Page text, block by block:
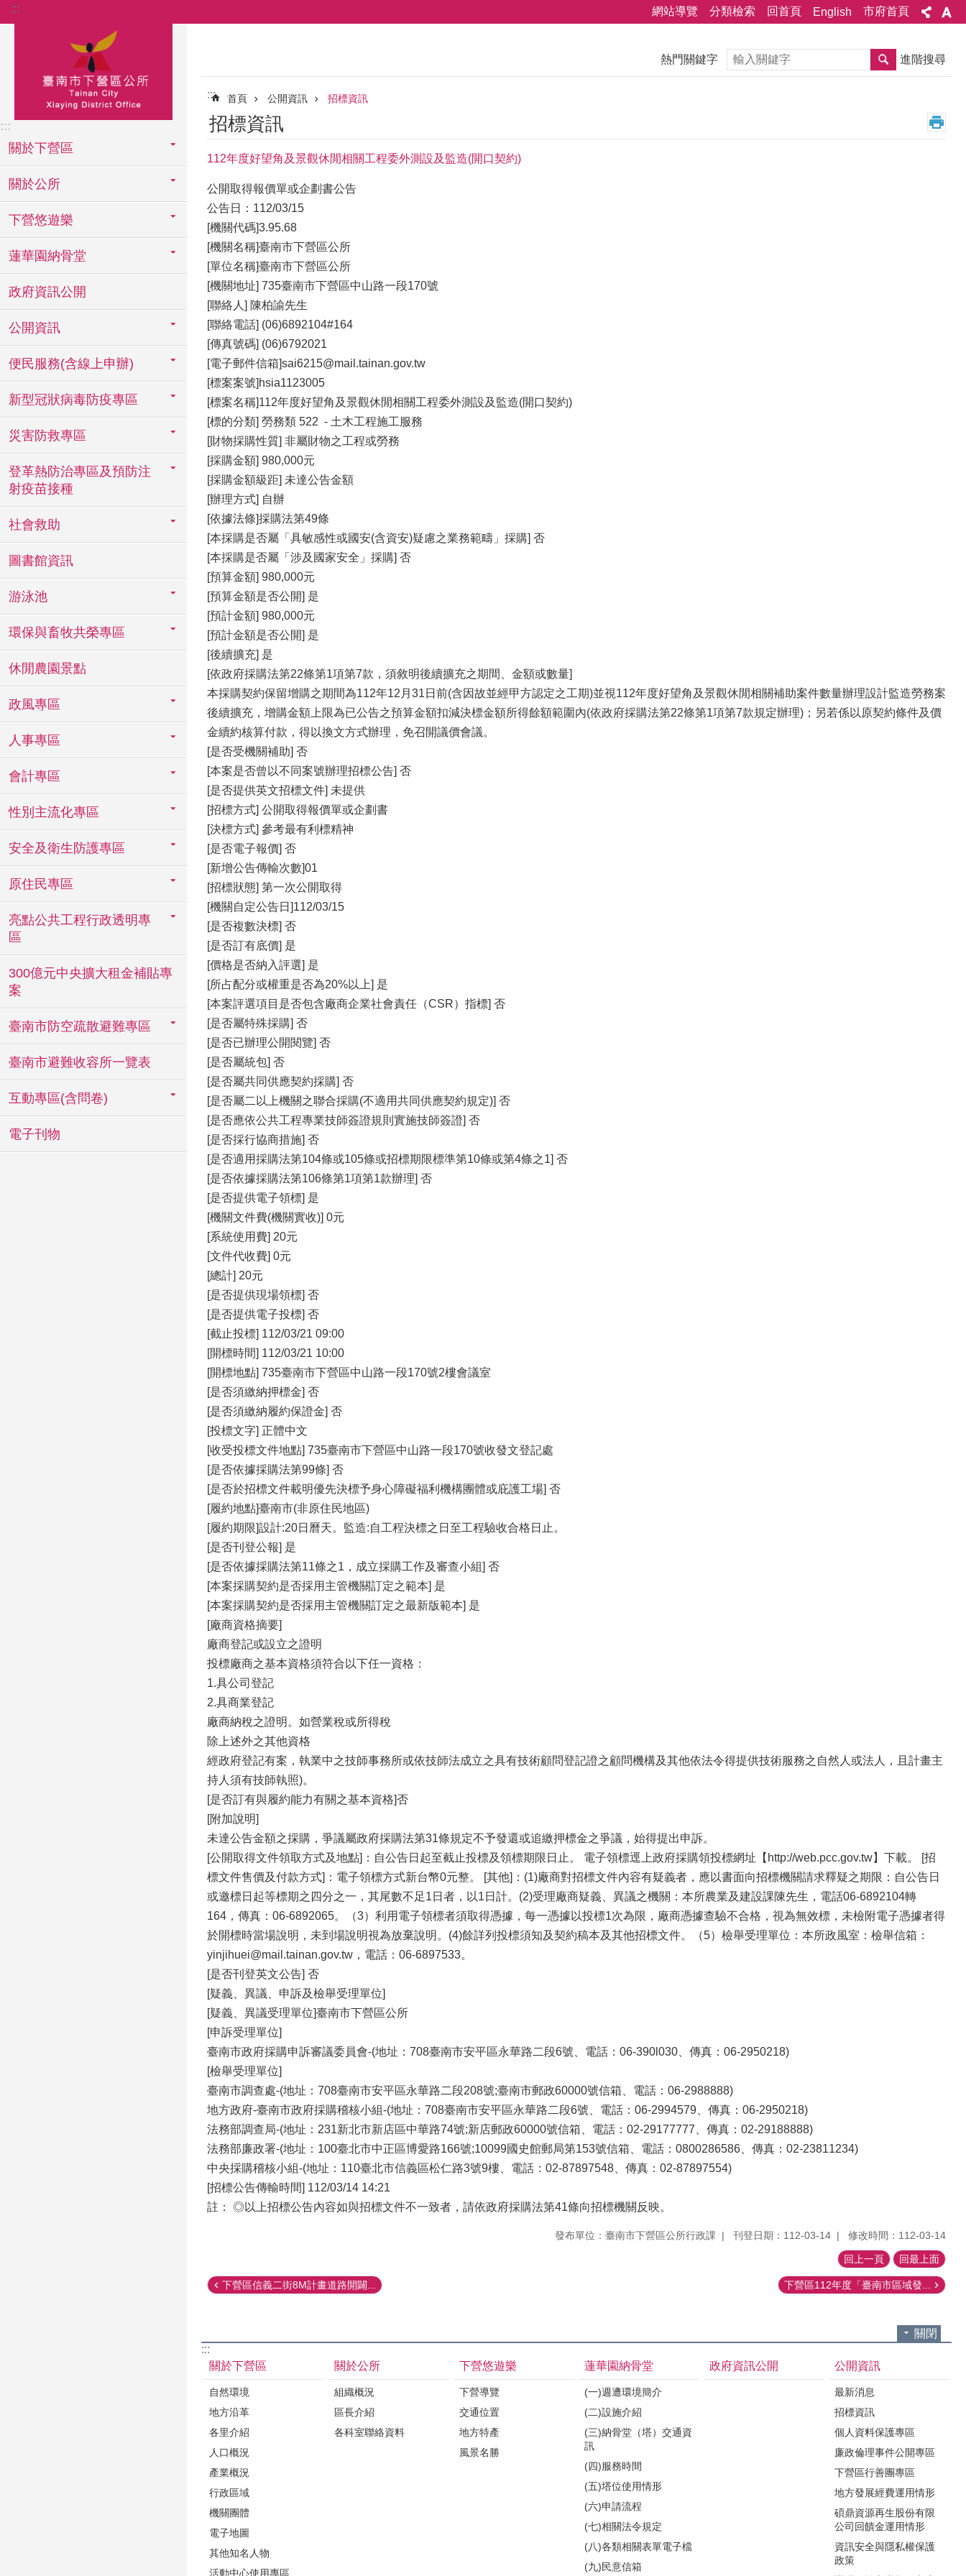
跳到主要內容區塊
::: 網站導覽 分類檢索 回首頁 English 市府首頁
:::
關於下營區
關於公所
下營悠遊樂
蓮華園納骨堂
政府資訊公開
公開資訊
便民服務(含線上申辦)
新型冠狀病毒防疫專區
災害防救專區
登革熱防治專區及預防注
射疫苗接種
社會救助
圖書館資訊
游泳池
環保與畜牧共榮專區
休閒農園景點
政風專區
人事專區
會計專區
性別主流化專區
安全及衛生防護專區
原住民專區
亮點公共工程行政透明專
區
300億元中央擴大租金補貼專
案
臺南市防空疏散避難專區
臺南市避難收容所一覽表
互動專區(含問卷)
電子刊物
熱門關鍵字 搜尋 進階搜尋
::: 首頁 公開資訊 招標資訊
招標資訊
112年度好望角及景觀休閒相關工程委外測設及監造(開口契約)
公開取得報價單或企劃書公告
公告日：112/03/15
[機關代碼]3.95.68
[機關名稱]臺南市下營區公所
[單位名稱]臺南市下營區公所
[機關地址] 735臺南市下營區中山路一段170號
[聯絡人] 陳柏諭先生
[聯絡電話] (06)6892104#164
[傳真號碼] (06)6792021
[電子郵件信箱]sai6215@mail.tainan.gov.tw
[標案案號]hsia1123005
[標案名稱]112年度好望角及景觀休閒相關工程委外測設及監造(開口契約)
[標的分類] 勞務類 522 - 土木工程施工服務
[財物採購性質] 非屬財物之工程或勞務
[採購金額] 980,000元
[採購金額級距] 未達公告金額
[辦理方式] 自辦
[依據法條]採購法第49條
[本採購是否屬「具敏感性或國安(含資安)疑慮之業務範疇」採購] 否
[本採購是否屬「涉及國家安全」採購] 否
[預算金額] 980,000元
[預算金額是否公開] 是
[預計金額] 980,000元
[預計金額是否公開] 是
[後續擴充] 是
[依政府採購法第22條第1項第7款，須敘明後續擴充之期間、金額或數量]
本採購契約保留增購之期間為112年12月31日前(含因故並經甲方認定之工期)並視112年度好望角及景觀休閒相關補助案件數量辦理設計監造勞務案
後續擴充，增購金額上限為已公告之預算金額扣減決標金額所得餘額範圍內(依政府採購法第22條第1項第7款規定辦理)；另若係以原契約條件及價
金續約核算付款，得以換文方式辦理，免召開議價會議。
[是否受機關補助] 否
[本案是否曾以不同案號辦理招標公告] 否
[是否提供英文招標文件] 未提供
[招標方式] 公開取得報價單或企劃書
[決標方式] 參考最有利標精神
[是否電子報價] 否
[新增公告傳輸次數]01
[招標狀態] 第一次公開取得
[機關自定公告日]112/03/15
[是否複數決標] 否
[是否訂有底價] 是
[價格是否納入評選] 是
[所占配分或權重是否為20%以上] 是
[本案評選項目是否包含廠商企業社會責任（CSR）指標] 否
[是否屬特殊採購] 否
[是否已辦理公開閱覽] 否
[是否屬統包] 否
[是否屬共同供應契約採購] 否
[是否屬二以上機關之聯合採購(不適用共同供應契約規定)] 否
[是否應依公共工程專業技師簽證規則實施技師簽證] 否
[是否採行協商措施] 否
[是否適用採購法第104條或105條或招標期限標準第10條或第4條之1] 否
[是否依據採購法第106條第1項第1款辦理] 否
[是否提供電子領標] 是
[機關文件費(機關實收)] 0元
[系統使用費] 20元
[文件代收費] 0元
[總計] 20元
[是否提供現場領標] 否
[是否提供電子投標] 否
[截止投標] 112/03/21 09:00
[開標時間] 112/03/21 10:00
[開標地點] 735臺南市下營區中山路一段170號2樓會議室
[是否須繳納押標金] 否
[是否須繳納履約保證金] 否
[投標文字] 正體中文
[收受投標文件地點] 735臺南市下營區中山路一段170號收發文登記處
[是否依據採購法第99條] 否
[是否於招標文件載明優先決標予身心障礙福利機構團體或庇護工場] 否
[履約地點]臺南市(非原住民地區)
[履約期限]設計:20日曆天。監造:自工程決標之日至工程驗收合格日止。
[是否刊登公報] 是
[是否依據採購法第11條之1，成立採購工作及審查小組] 否
[本案採購契約是否採用主管機關訂定之範本] 是
[本案採購契約是否採用主管機關訂定之最新版範本] 是
[廠商資格摘要]
廠商登記或設立之證明
投標廠商之基本資格須符合以下任一資格：
1.具公司登記
2.具商業登記
廠商納稅之證明。如營業稅或所得稅
除上述外之其他資格
經政府登記有案，執業中之技師事務所或依技師法成立之具有技術顧問登記證之顧問機構及其他依法令得提供技術服務之自然人或法人，且計畫主
持人須有技師執照)。
[是否訂有與履約能力有關之基本資格]否
[附加說明]
未達公告金額之採購，爭議屬政府採購法第31條規定不予發還或追繳押標金之爭議，始得提出申訴。
[公開取得文件領取方式及地點]：自公告日起至截止投標及領標期限日止。 電子領標逕上政府採購領投標網址【http://web.pcc.gov.tw】下載。 [招
標文件售價及付款方式]：電子領標方式新台幣0元整。 [其他]：(1)廠商對招標文件內容有疑義者，應以書面向招標機關請求釋疑之期限：自公告日
或邀標日起等標期之四分之一，其尾數不足1日者，以1日計。(2)受理廠商疑義、異議之機關：本所農業及建設課陳先生，電話06-6892104轉
164，傳真：06-6892065。（3）利用電子領標者須取得憑據，每一憑據以投標1次為限，廠商憑據查驗不合格，視為無效標，未檢附電子憑據者得
於開標時當場說明，未到場說明視為放棄說明。(4)餘詳列投標須知及契約稿本及其他招標文件。（5）檢舉受理單位：本所政風室：檢舉信箱：
yinjihuei@mail.tainan.gov.tw，電話：06-6897533。
[是否刊登英文公告] 否
[疑義、異議、申訴及檢舉受理單位]
[疑義、異議受理單位]臺南市下營區公所
[申訴受理單位]
臺南市政府採購申訴審議委員會-(地址：708臺南市安平區永華路二段6號、電話：06-390l030、傳真：06-2950218)
[檢舉受理單位]
臺南市調查處-(地址：708臺南市安平區永華路二段208號;臺南市郵政60000號信箱、電話：06-2988888)
地方政府-臺南市政府採購稽核小組-(地址：708臺南市安平區永華路二段6號、電話：06-2994579、傳真：06-2950218)
法務部調查局-(地址：231新北市新店區中華路74號;新店郵政60000號信箱、電話：02-29177777、傳真：02-29188888)
法務部廉政署-(地址：100臺北市中正區博愛路166號;10099國史館郵局第153號信箱、電話：0800286586、傳真：02-23811234)
中央採購稽核小組-(地址：110臺北市信義區松仁路3號9樓、電話：02-87897548、傳真：02-87897554)
[招標公告傳輸時間] 112/03/14 14:21
註： ◎以上招標公告內容如與招標文件不一致者，請依政府採購法第41條向招標機關反映。
發布單位：臺南市下營區公所行政課 刊登日期：112-03-14 修改時間：112-03-14
回上一頁 回最上面
下營區信義二街8M計畫道路開闢... 下營區112年度「臺南市區域發...
關閉
:::
關於下營區
自然環境
地方沿革
各里介紹
人口概況
產業概況
行政區域
機關團體
電子地圖
其他知名人物
活動中心使用專區
關於公所
組織概況
區長介紹
各科室聯絡資料
下營悠遊樂
下營導覽
交通位置
地方特產
風景名勝
蓮華園納骨堂
(一)週遭環境簡介
(二)設施介紹
(三)納骨堂（塔）交通資
訊
(四)服務時間
(五)塔位使用情形
(六)申請流程
(七)相關法令規定
(八)各類相關表單電子檔
(九)民意信箱
政府資訊公開 公開資訊
最新消息
招標資訊
個人資料保護專區
廉政倫理事件公開專區
下營區行善團專區
地方發展經費運用情形
碩鼎資源再生股份有限
公司回饋金運用情形
資訊安全與隱私權保護
政策